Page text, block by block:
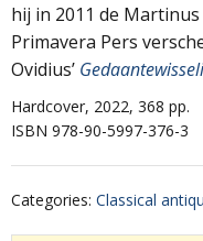
hij in 2011 de
Primavera Pers
Ovidius’
Hardcover, 2022, 368 pp.
ISBN 978-90-5997-376-3
Categories: Classical